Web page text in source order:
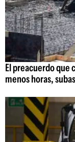
El preacuerdo que
menos horas,